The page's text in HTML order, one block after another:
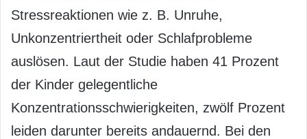
Stressreaktionen wie z. B. Unruhe,
Unkonzentriertheit oder Schlafprobleme
auslösen. Laut der Studie haben 41 Prozent
der Kinder gelegentliche
Konzentrationsschwierigkeiten, zwölf Prozent
leiden darunter bereits andauernd. Bei den